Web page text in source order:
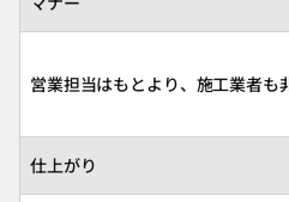
営業担当はもとより、施工業者も
仕上がり